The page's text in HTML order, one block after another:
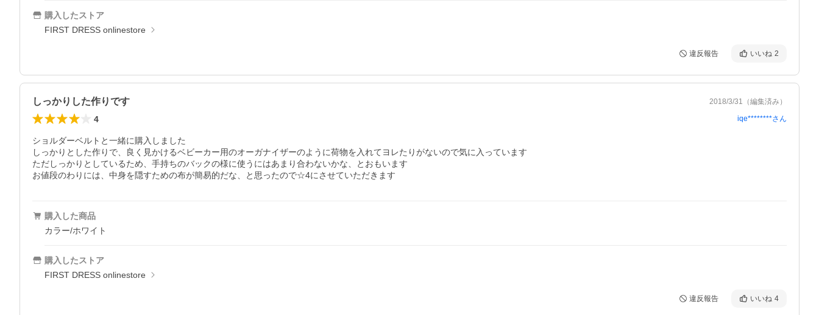
購入したストア
FIRST DRESS onlinestore
違反報告 いいね 2
しっかりした作りです 2018/3/31 （編集済み）
4 iqe********さん
ショルダーベルトと一緒に購入しました
しっかりとした作りで、良く見かけるベビーカー用のオーガナイザーのように荷物を入れてヨレたりがないので気に入っています
ただしっかりとしているため、手持ちのバックの様に使うにはあまり合わないかな、とおもいます
お値段のわりには、中身を隠すための布が簡易的だな、と思ったので☆4にさせていただきます
購入した商品
カラー/ホワイト
購入したストア
FIRST DRESS onlinestore
違反報告 いいね 4